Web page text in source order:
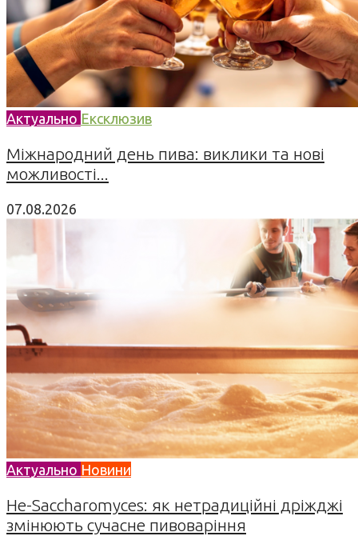
Актуально Ексклюзив
Міжнародний день пива: виклики та нові
можливості...
07.08.2026
Актуально Новини
Не-Saccharomyces: як нетрадиційні дріжджі
змінюють сучасне пивоваріння